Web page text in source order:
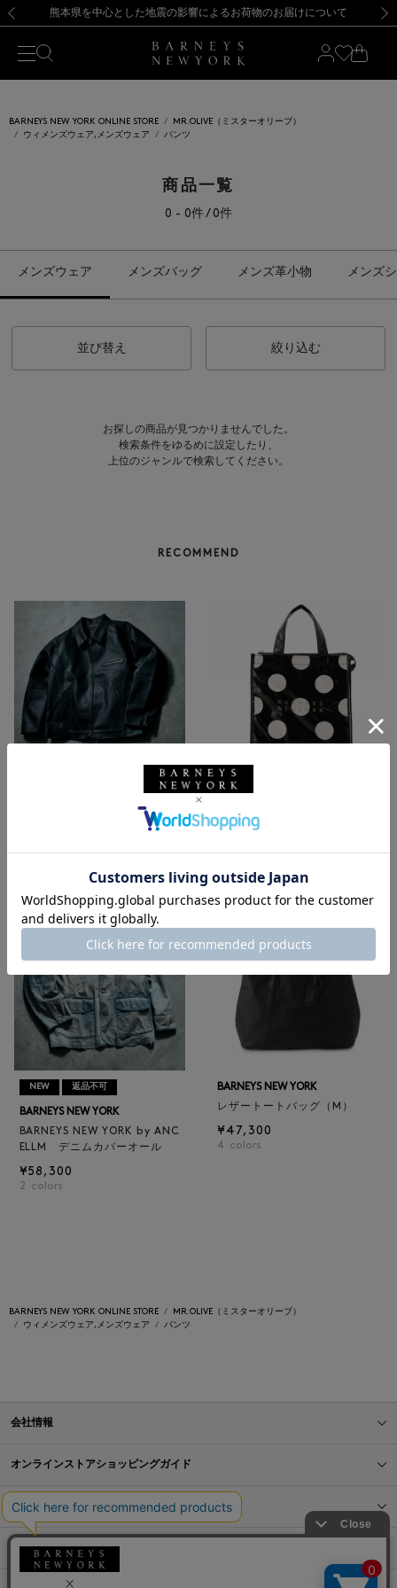
新規登録のお客様も対象！＜MY BARNEYS＞会員のお客様は11,000円（税込）以上のお買上げで常時送料無料！お買い物の際は会員登録を！
【夏季休業に伴う返品・交換承り一時停止のお知らせ】（2026.8.5）
熊本県を中心とした地震の影響によるお荷物のお届けについて
【開催中】SUMMER SALEのご案内・ご注意事項 新規登録のお客様も対象！＜MY BARNEYS＞会員のお客様は11,000円（税込）以上のお買上げで常時送料無料！お買い物の際は会員登録を！
【夏季休業に伴う返品・交換承り一時停止のお知らせ】（2026.8.5）
BARNEYS NEW YORK ONLINE STORE
MR.OLIVE（ミスターオリーブ）
ウィメンズウェア,メンズウェア
パンツ
商品一覧
0 - 0件 / 0件
メンズウェア メンズバッグ メンズ革小物 メンズ
並び替え 絞り込む
お探しの商品が見つかりませんでした。
検索条件をゆるめに設定したり、
上位のジャンルで検索してください。
RECOMMEND
BARNEYS NEW YORK by ANC
NEW
BARNEYS NEW YORK
ロゴ入りPVC保冷トートバッ
¥6,600
NEW 返品不可
BARNEYS NEW YORK
BARNEYS NEW YORK by ANC
ELLM デニムカバーオール
¥58,300
2 colors
BARNEYS NEW YORK
レザートートバッグ（M）
¥47,300
4 colors
BARNEYS NEW YORK ONLINE STORE
MR.OLIVE（ミスターオリーブ）
ウィメンズウェア,メンズウェア
パンツ
会社情報
オンラインストアショッピングガイド
店舗情報
サービス